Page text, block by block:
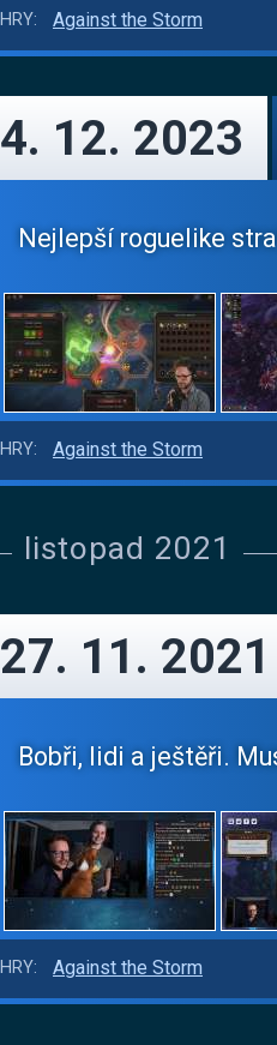
HRY: Against the Storm
4. 12. 2023
Nejlepší roguelike
HRY: Against the Storm
listopad 2021
27. 11. 2021
Bobři, lidi a ještěři.
HRY: Against the Storm